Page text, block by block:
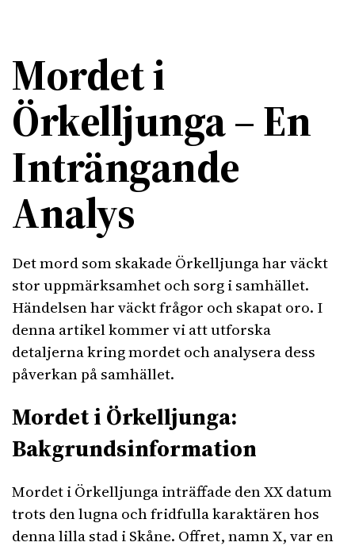
Mordet i
Örkelljunga – En
Inträngande
Analys
Det mord som skakade Örkelljunga har väckt
stor uppmärksamhet och sorg i samhället.
Händelsen har väckt frågor och skapat oro. I
denna artikel kommer vi att utforska
detaljerna kring mordet och analysera dess
påverkan på samhället.
Mordet i Örkelljunga:
Bakgrundsinformation
Mordet i Örkelljunga inträffade den XX datum
trots den lugna och fridfulla karaktären hos
denna lilla stad i Skåne. Offret, namn X, var en